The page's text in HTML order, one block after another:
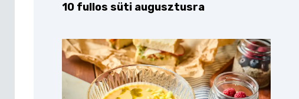
10 fullos süti augusztusra